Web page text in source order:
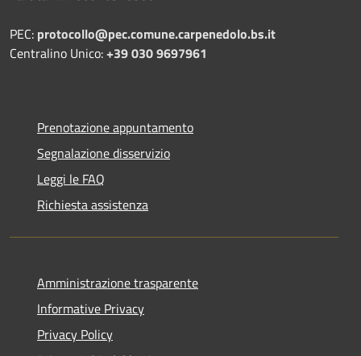
PEC: protocollo@pec.comune.carpenedolo.bs.it
Centralino Unico:+39 030 9697961
Prenotazione appuntamento
Segnalazione disservizio
Leggi le FAQ
Richiesta assistenza
Amministrazione trasparente
Informative Privacy
Privacy Policy